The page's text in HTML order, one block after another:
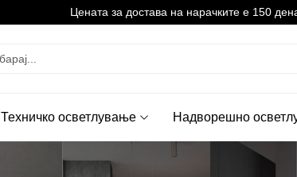
Цената за достава на нарачките е 150
Техничко осветлување Надворешно